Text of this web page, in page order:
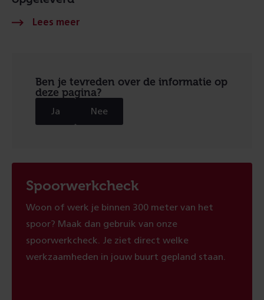
Ben je tevreden over de informatie op
deze pagina?
Ja Nee
Spoorwerkcheck
Woon of werk je binnen 300 meter van het
spoor? Maak dan gebruik van onze
spoorwerkcheck. Je ziet direct welke
werkzaamheden in jouw buurt gepland staan.